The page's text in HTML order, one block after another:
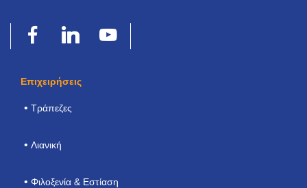
Επιχειρήσεις
Τράπεζες
Λιανική
Φιλοξενία & Εστίαση